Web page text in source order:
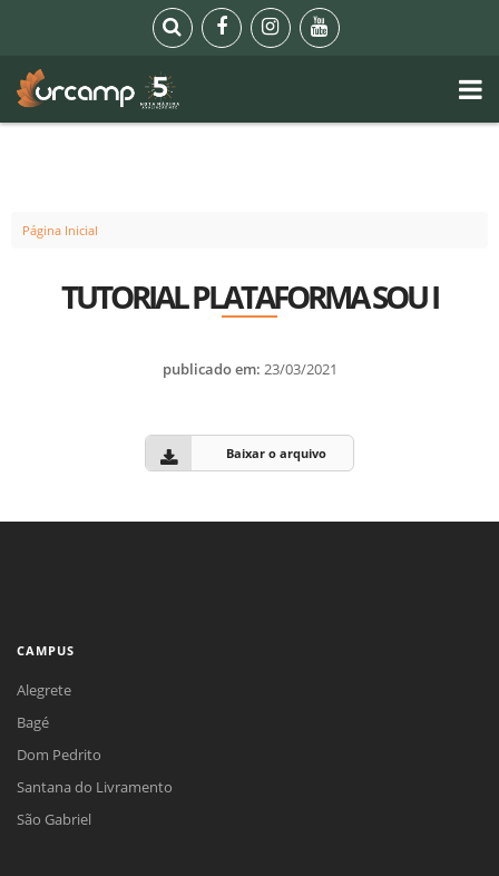
Página Inicial
TUTORIAL PLATAFORMA SOU I
publicado em: 23/03/2021
Baixar o arquivo
CAMPUS
Alegrete
Bagé
Dom Pedrito
Santana do Livramento
São Gabriel